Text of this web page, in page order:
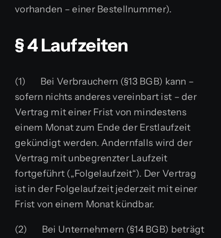
vorhanden – einer Bestellnummer).
§ 4 Laufzeiten
(1) Bei Verbrauchern (§13 BGB) kann –
sofern nichts anderes vereinbart ist – der
Vertrag mit einer Frist von mindestens
einem Monat zum Ende der Erstlaufzeit
gekündigt werden. Andernfalls wird der
Vertrag mit unbegrenzter Laufzeit
fortgeführt („Folgelaufzeit“). Der Vertrag
ist in der Folgelaufzeit jederzeit mit einer
Frist von einem Monat kündbar.
(2) Bei Unternehmern (§14 BGB) beträgt